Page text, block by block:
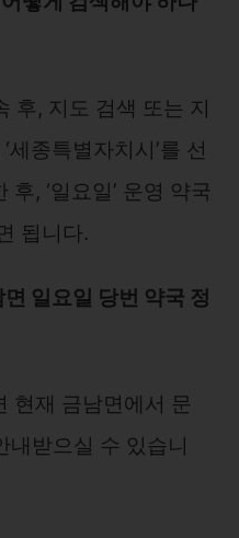
후, 지도 검색 또는 지
세종특별자치시’를 선
후, ‘일요일’ 운영 약국
됩니다.
일요일 당번 약국 정
현재 금남면에서 문
내받으실 수 있습니